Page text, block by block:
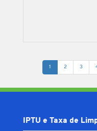
Paginação
Página
atual
1 Página
2 Página
3
IPTU e Taxa de